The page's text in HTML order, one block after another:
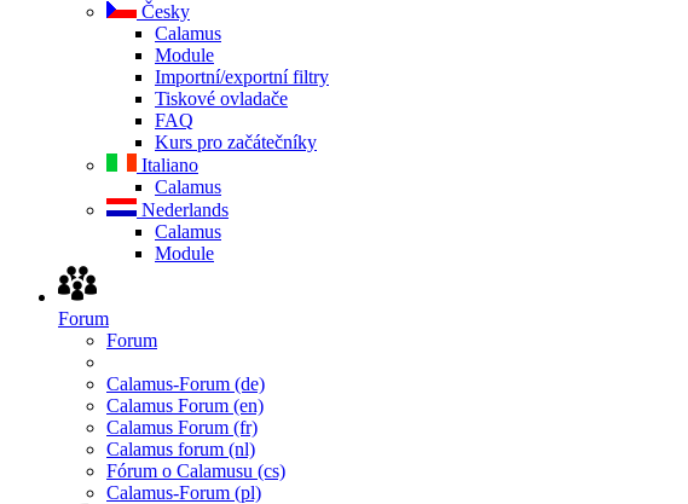
Česky
Calamus
Module
Importní/exportní filtry
Tiskové ovladače
FAQ
Kurs pro začátečníky
Italiano
Calamus
Nederlands
Calamus
Module
Forum
Forum
Calamus-Forum (de)
Calamus Forum (en)
Calamus Forum (fr)
Calamus forum (nl)
Fórum o Calamusu (cs)
Calamus-Forum (pl)